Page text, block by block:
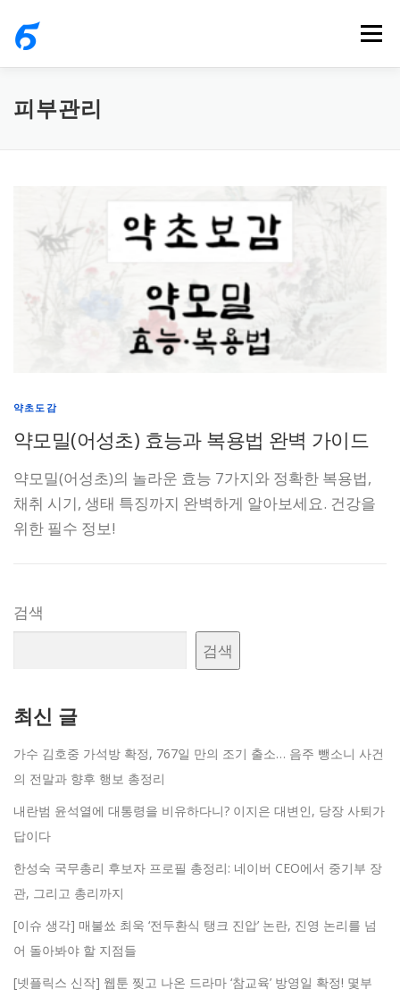
메뉴
피부관리
약초도감
약모밀(어성초) 효능과 복용법 완벽 가이드
약모밀(어성초)의 놀라운 효능 7가지와 정확한 복용법,
채취 시기, 생태 특징까지 완벽하게 알아보세요. 건강을
위한 필수 정보!
검색
검색
최신 글
가수 김호중 가석방 확정, 767일 만의 조기 출소… 음주 뺑소니 사건
의 전말과 향후 행보 총정리
내란범 윤석열에 대통령을 비유하다니? 이지은 대변인, 당장 사퇴가
답이다
한성숙 국무총리 후보자 프로필 총정리: 네이버 CEO에서 중기부 장
관, 그리고 총리까지
[이슈 생각] 매불쑈 최욱 ‘전두환식 탱크 진압’ 논란, 진영 논리를 넘
어 돌아봐야 할 지점들
[넷플릭스 신작] 웹툰 찢고 나온 드라마 ‘참교육’ 방영일 확정! 몇부